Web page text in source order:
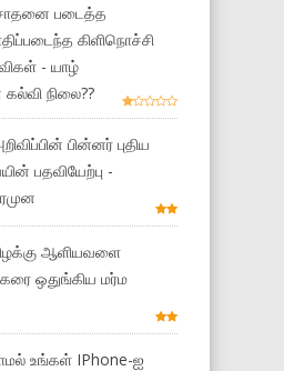
படைத்த
கிளிநொச்சி
- யாழ்
நிலை??
பின்னர் புதிய
பதவியேற்பு -
ஆளியவளை
ஒதுங்கிய மர்ம
உங்கள் IPhone-ஐ